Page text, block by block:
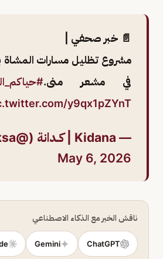
📄 خبر صحفي |
مشروع تظليل مسارات المشاة
في مشعر منى.
y9qx1pZYnT
— Kidana | كــدانة (@kidanaksa)
May 6, 2026
ناقش الخبر مع الذكاء الاصطناعي
ChatGPT
Gemini